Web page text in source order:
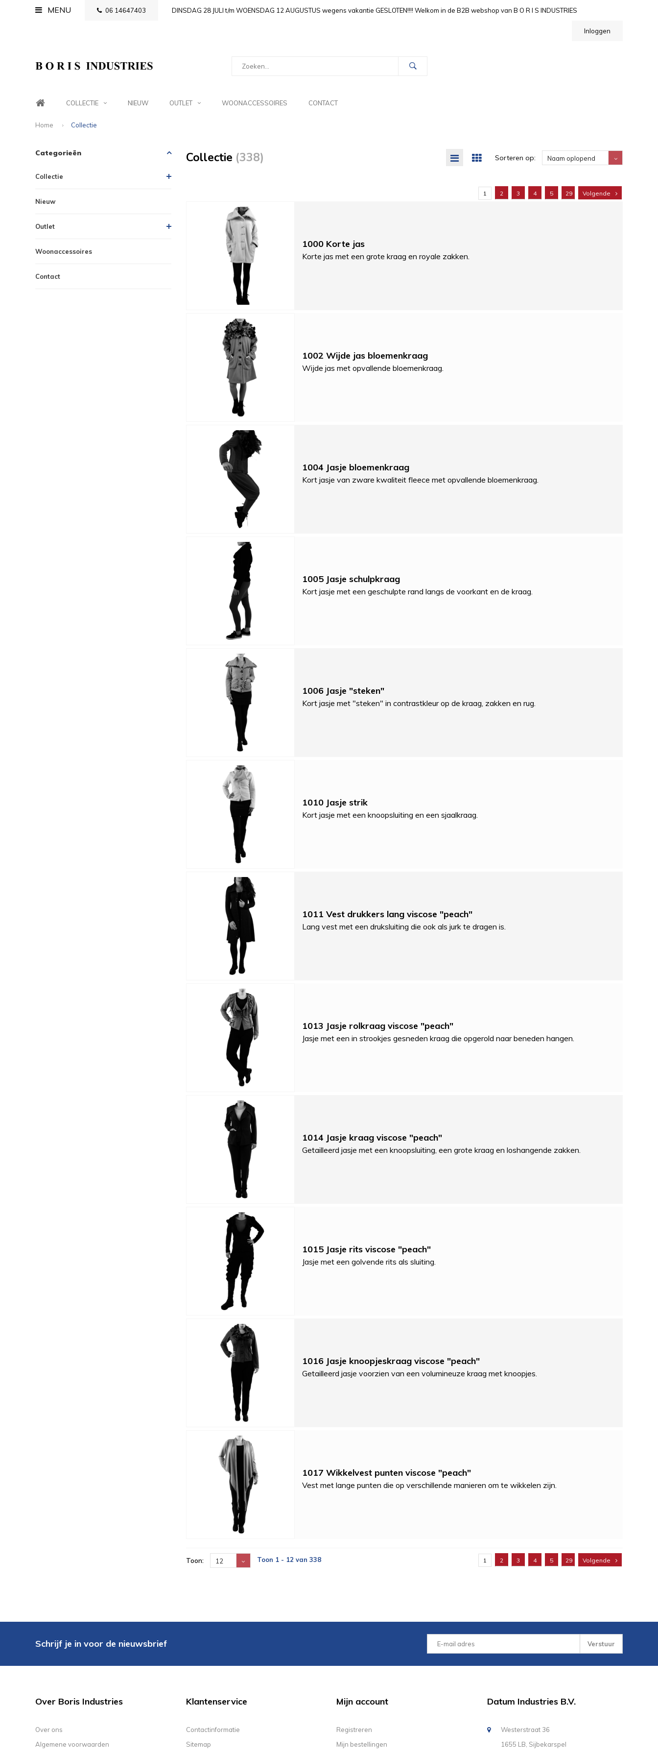
MENU 06 14647403 DINSDAG 28 JULI t/m WOENSDAG 12 AUGUSTUS wegens vakantie GESLOTEN!!!! Welkom in de B2B webshop van B O R I S INDUSTRIES
Inloggen
COLLECTIE NIEUW OUTLET WOONACCESSOIRES CONTACT
Home Collectie
Categorieën
Collectie
Nieuw
Outlet
Woonaccessoires
Contact
Collectie (338) Sorteren op: Naam oplopend
1 2 3 4 5 29 Volgende
1000 Korte jas
Korte jas met een grote kraag en royale zakken.
1002 Wijde jas bloemenkraag
Wijde jas met opvallende bloemenkraag.
1004 Jasje bloemenkraag
Kort jasje van zware kwaliteit fleece met opvallende bloemenkraag.
1005 Jasje schulpkraag
Kort jasje met een geschulpte rand langs de voorkant en de kraag.
1006 Jasje "steken"
Kort jasje met "steken" in contrastkleur op de kraag, zakken en rug.
1010 Jasje strik
Kort jasje met een knoopsluiting en een sjaalkraag.
1011 Vest drukkers lang viscose "peach"
Lang vest met een druksluiting die ook als jurk te dragen is.
1013 Jasje rolkraag viscose "peach"
Jasje met een in strookjes gesneden kraag die opgerold naar beneden hangen.
1014 Jasje kraag viscose "peach"
Getailleerd jasje met een knoopsluiting, een grote kraag en loshangende zakken.
1015 Jasje rits viscose "peach"
Jasje met een golvende rits als sluiting.
1016 Jasje knoopjeskraag viscose "peach"
Getailleerd jasje voorzien van een volumineuze kraag met knoopjes.
1017 Wikkelvest punten viscose "peach"
Vest met lange punten die op verschillende manieren om te wikkelen zijn.
Toon: 12 Toon 1 - 12 van 338 1 2 3 4 5 29 Volgende
Schrijf je in voor de nieuwsbrief Verstuur
Over Boris Industries
Over ons
Algemene voorwaarden
Klantenservice
Contactinformatie
Sitemap
Mijn account
Registreren
Mijn bestellingen
Datum Industries B.V.
Westerstraat 36
1655 LB, Sijbekarspel